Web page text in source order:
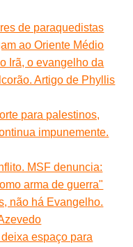
de paraquedistas
ao Oriente Médio
Irã, o evangelho da
Artigo de Phyllis
para palestinos,
impunemente.
MSF denuncia:
arma de guerra"
não há Evangelho.
espaço para